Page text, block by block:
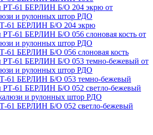
61 БЕРЛИН Б/О 204 экрю
61 БЕРЛИН Б/О 056 слоновая кость
61 БЕРЛИН Б/О 053 темно-бежевый
61 БЕРЛИН Б/О 052 светло-бежевый